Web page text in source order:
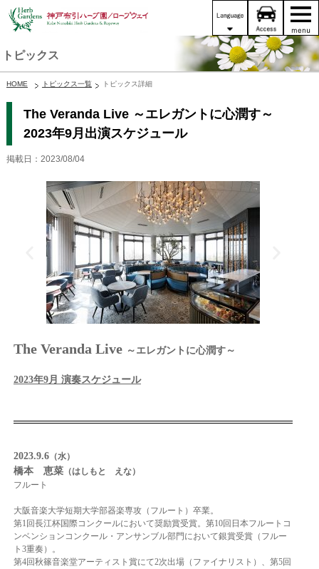
トピックス
HOME トピックス一覧 トピックス詳細
The Veranda Live ～エレガントに心潤す～
2023年9月出演スケジュール
掲載日：2023/08/04
The Veranda Live ～エレガントに心潤す～
2023年9月 演奏スケジュール
2023.9.6（水）
橋本 恵菜（はしもと えな）
フルート
大阪音楽大学短期大学部器楽専攻（フルート）卒業。
第1回長江杯国際コンクールにおいて奨励賞受賞。第10回日本フルートコ
ンベンションコンクール・アンサンブル部門において銀賞受賞（フルー
ト3重奏）。
第4回秋篠音楽堂アーティスト賞にて2次出場（ファイナリスト）、第5回